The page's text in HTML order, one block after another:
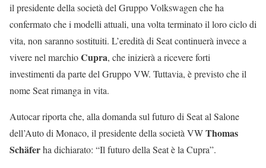
il presidente della società del Gruppo Volkswagen che ha
confermato che i modelli attuali, una volta terminato il loro ciclo di
vita, non saranno sostituiti. L’eredità di Seat continuerà invece a
vivere nel marchioCupra, che inizierà a ricevere forti
investimenti da parte del Gruppo VW. Tuttavia, è previsto che il
nome Seat rimanga in vita.
Autocar riporta che, alla domanda sul futuro di Seat al Salone
dell’Auto di Monaco, il presidente della società VWThomas
Schäferha dichiarato: “Il futuro della Seat è la Cupra”.